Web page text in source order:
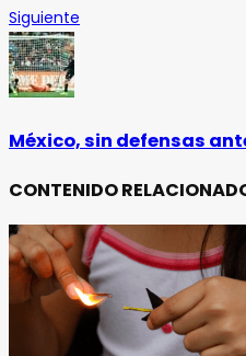
Siguiente
México, sin defensas
CONTENIDO